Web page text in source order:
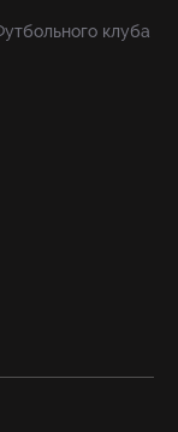
клуба